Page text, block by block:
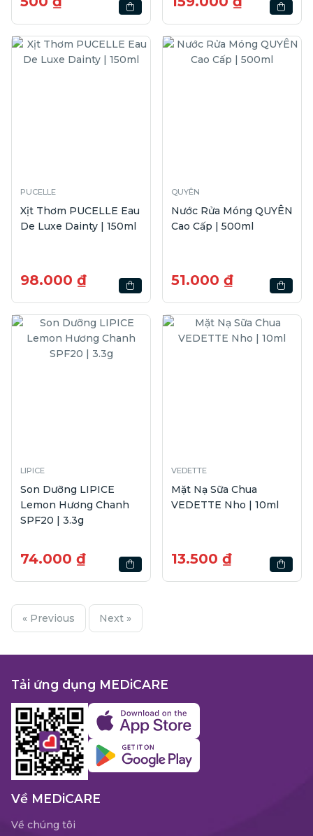
PUCELLE
Xịt Thơm PUCELLE Eau
De Luxe Dainty | 150ml
98.000 ₫
QUYÊN
Nước Rửa Móng QUYÊN
Cao Cấp | 500ml
51.000 ₫
LIPICE
Son Dưỡng LIPICE
Lemon Hương Chanh
SPF20 | 3.3g
74.000 ₫
VEDETTE
Mặt Nạ Sữa Chua
VEDETTE Nho | 10ml
13.500 ₫
« Previous Next »
Tải ứng dụng MEDiCARE
Về MEDiCARE
Về chúng tôi